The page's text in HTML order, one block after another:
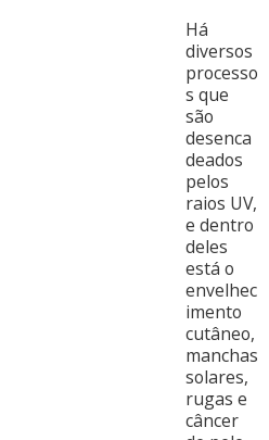
Há
diversos
processo
s que
são
desenca
deados
pelos
raios UV,
e dentro
deles
está o
envelhec
imento
cutâneo,
manchas
solares,
rugas e
câncer